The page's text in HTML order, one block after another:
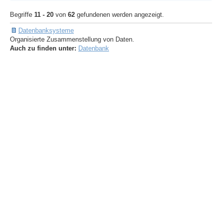
Begriffe 11 - 20 von 62 gefundenen werden angezeigt.
Datenbanksysteme
Organisierte Zusammenstellung von Daten.
Auch zu finden unter: Datenbank